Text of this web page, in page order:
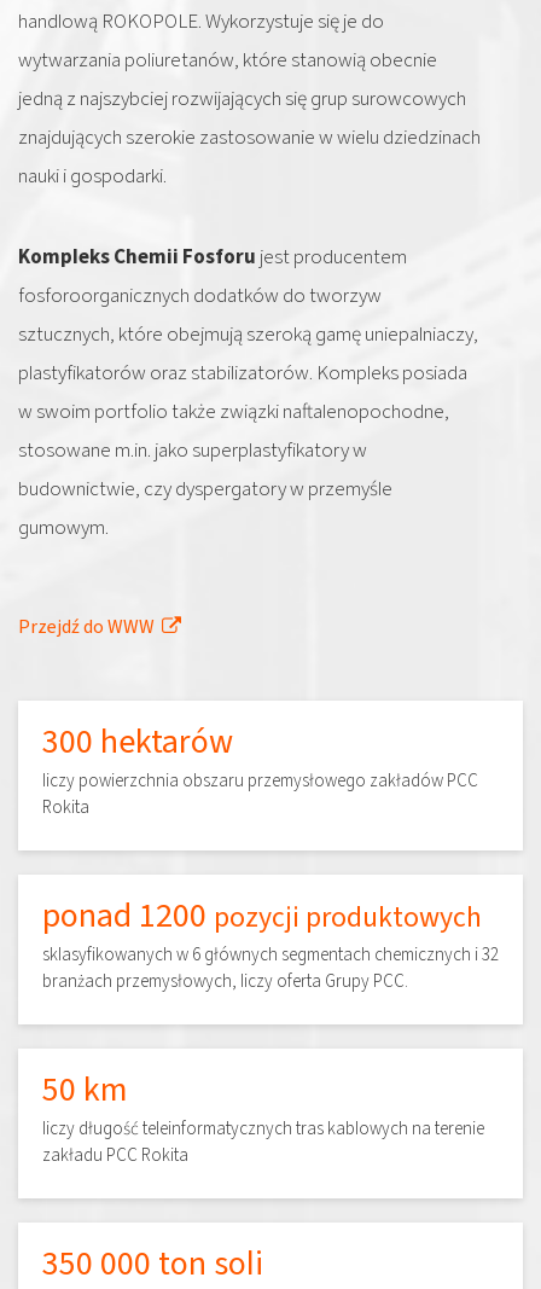
handlową ROKOPOLE. Wykorzystuje się je do
wytwarzania poliuretanów, które stanowią obecnie
jedną z najszybciej rozwijających się grup surowcowych
znajdujących szerokie zastosowanie w wielu dziedzinach
nauki i gospodarki.
Kompleks Chemii Fosforu jest producentem
fosforoorganicznych dodatków do tworzyw
sztucznych, które obejmują szeroką gamę uniepalniaczy,
plastyfikatorów oraz stabilizatorów. Kompleks posiada
w swoim portfolio także związki naftalenopochodne,
stosowane m.in. jako superplastyfikatory w
budownictwie, czy dyspergatory w przemyśle
gumowym.
Przejdź do WWW
300 hektarów
liczy powierzchnia obszaru przemysłowego zakładów PCC
Rokita
ponad 1200 pozycji produktowych
sklasyfikowanych w 6 głównych segmentach chemicznych i 32
branżach przemysłowych, liczy oferta Grupy PCC.
50 km
liczy długość teleinformatycznych tras kablowych na terenie
zakładu PCC Rokita
350 000 ton soli